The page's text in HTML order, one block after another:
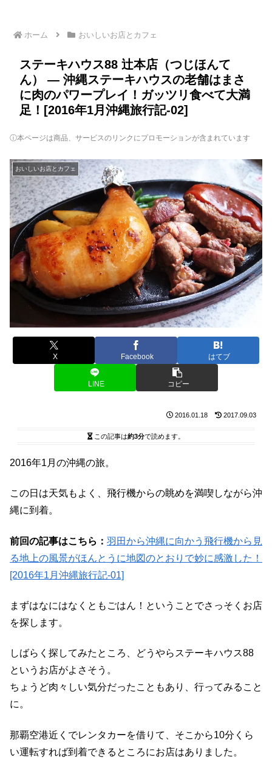
ホーム おいしいお店とカフェ
ステーキハウス88 辻本店（つじほんて
ん） ― 沖縄ステーキハウスの老舗はまさ
に肉のパワープレイ！ガッツリ食べて大満
足！[2016年1月沖縄旅行記-02]
ⓘ本ページは商品、サービスのリンクにプロモーションが含まれています
おいしいお店とカフェ
X Facebook はてブ
LINE コピー
2016.01.18 2017.09.03
この記事は約3分で読めます。
2016年1月の沖縄の旅。
この日は天気もよく、飛行機からの眺めを満喫しながら沖
縄に到着。
前回の記事はこちら： 羽田から沖縄に向かう飛行機から見
る地上の風景がほんとうに地図のとおりで妙に感激した！
[2016年1月沖縄旅行記-01]
まずはなにはなくともごはん！ということでさっそくお店
を探します。
しばらく探してみたところ、どうやらステーキハウス88
というお店がよさそう。
ちょうど肉々しい気分だったこともあり、行ってみること
に。
那覇空港近くでレンタカーを借りて、そこから10分くら
い運転すれば到着できるところにお店はありました。